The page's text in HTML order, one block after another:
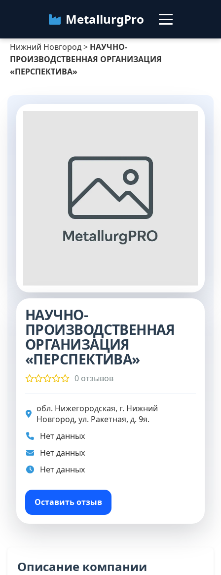
MetallurgPro
Нижний Новгород
Нижний Новгород> НАУЧНО-
ПРОИЗВОДСТВЕННАЯ ОРГАНИЗАЦИЯ
«ПЕРСПЕКТИВА»
НАУЧНО-
ПРОИЗВОДСТВЕННАЯ
ОРГАНИЗАЦИЯ
«ПЕРСПЕКТИВА»
0 отзывов
обл. Нижегородская, г. Нижний
Новгород, ул. Ракетная, д. 9я.
Нет данных
Нет данных
Нет данных
Оставить отзыв
Описание компании